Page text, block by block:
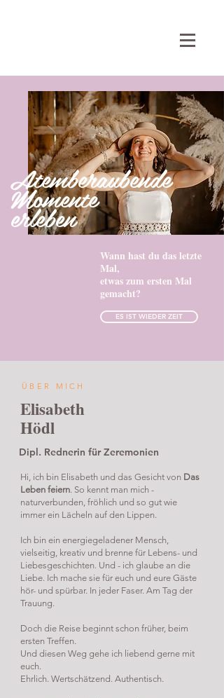
Atemberaubende
Momente
erleben
Wann hast du das letzte
Mal,
etwas zum ersten Mal
gemacht?
ES IST WIEDER ZEIT
ÜBER MICH
Elisabeth
Hödl
Dipl. Rednerin für Zeremonien
Hi, ich bin Elisabeth und das Gesicht von Das
Leben feiern. So kennt man mich -
naturverbunden, fröhlich und so gut wie
immer ein Lächeln auf den Lippen.
Ich bin ein energiegeladener Mensch,
vielseitig, kreativ und brenne für Lebens- und
Liebesgeschichten. Und - ich glaube an die
Liebe. Ich mache sie für euch und eure Gäste
hör- und spürbar. In jeder Faser. Am Tag der
Trauung.
Doch die Reise beginnt schon früher, beim
ersten Treffen.
Und diesen Weg gehe ich liebend gerne mit
euch.
Ehrlich. Wertschätzend. Authentisch.